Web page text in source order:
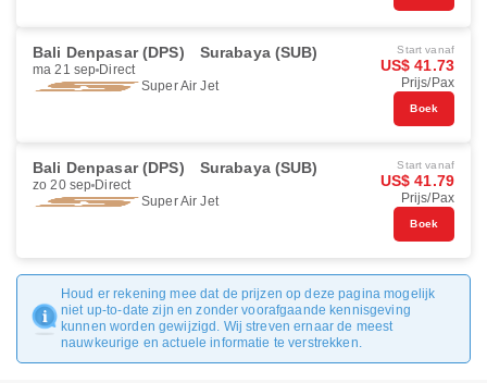
Bali Denpasar (DPS) Surabaya (SUB)
ma 21 sep Direct
Super Air Jet
Start vanaf
US$ 41.73
Prijs/Pax
Boek
Bali Denpasar (DPS) Surabaya (SUB)
zo 20 sep Direct
Super Air Jet
Start vanaf
US$ 41.79
Prijs/Pax
Boek
Houd er rekening mee dat de prijzen op deze pagina mogelijk
niet up-to-date zijn en zonder voorafgaande kennisgeving
kunnen worden gewijzigd. Wij streven ernaar de meest
nauwkeurige en actuele informatie te verstrekken.